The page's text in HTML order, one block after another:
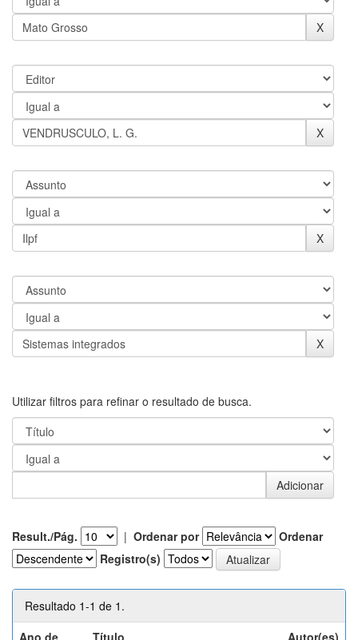
Utilizar filtros para refinar o resultado de busca.
Result./Pág. | Ordenar por
Ordenar
Registro(s)
Resultado 1-1 de 1.
Ano de
Título Autor(es)